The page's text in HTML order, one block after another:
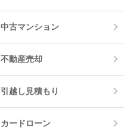
中古マンション
不動産売却
引越し見積もり
カードローン